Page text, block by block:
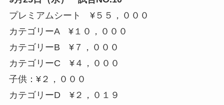
プレミアムシート ¥５５，０００
カテゴリーA ¥１０，０００
カテゴリーB ¥７，０００
カテゴリーC ¥４，０００
子供：¥２，０００
カテゴリーD ¥２，０１９